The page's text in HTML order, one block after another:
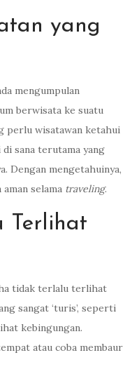
yang
mengumpulan
berwisata ke suatu
perlu wisatawan ketahui
sana terutama yang
Dengan mengetahuinya,
selama traveling.
Terlihat
tidak terlalu terlihat
sangat ‘turis’, seperti
kebingungan.
atau coba membaur